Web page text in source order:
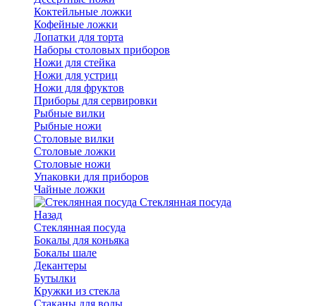
Коктейльные ложки
Кофейные ложки
Лопатки для торта
Наборы столовых приборов
Ножи для стейка
Ножи для устриц
Ножи для фруктов
Приборы для сервировки
Рыбные вилки
Рыбные ножи
Столовые вилки
Столовые ложки
Столовые ножи
Упаковки для приборов
Чайные ложки
Стеклянная посуда
Назад
Стеклянная посуда
Бокалы для коньяка
Бокалы шале
Декантеры
Бутылки
Кружки из стекла
Стаканы для воды